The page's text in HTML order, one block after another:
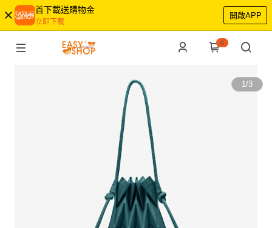
首下載送購物金
立即下載
開啟APP
0
1/3